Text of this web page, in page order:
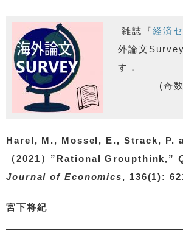
雑誌『経済
外論文
す．
(奇
Harel, M., Mossel, E., Strack, P.
（2021）”Rational Groupthink,”
Journal of Economics, 136(1):
宮下将紀